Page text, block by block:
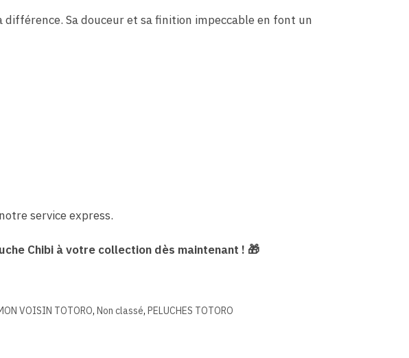
Sa douceur et sa finition impeccable en font un
service express.
Chibi à votre collection dès maintenant ! 🎁
VOISIN TOTORO, Non classé, PELUCHES TOTORO